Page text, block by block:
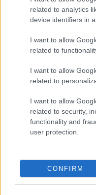
related to analytics
device identifiers in
I want to allow
related to
I want to allow
related to
I want to allow
related to security,
functionality and
user protection.
CONFIRM
Mindez éles
szezonkezdet
fejlesztésű erőforrás
küzdött, ami súlyos
okozott a tesztek
kezdeti
kizárólag a